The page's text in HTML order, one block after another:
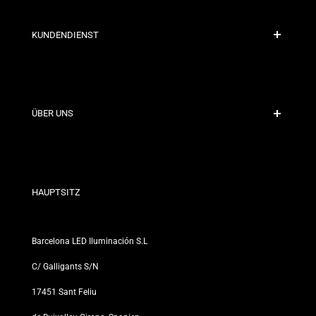
KUNDENDIENST
Kontakt
ÜBER UNS
Unsere Geschäfte
HAUPTSITZ
Barcelona LED Iluminación S.L
C/ Galligants S/N
17451 Sant Feliu